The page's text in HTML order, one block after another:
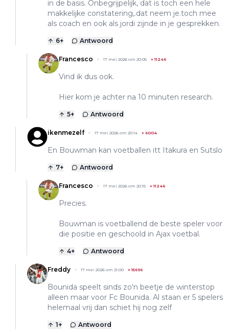
in de basis. Onbegrijpelijk, dat is toch een hele
makkelijke constatering,.dat neem je.toch mee
als coach en ook als jordi zijnde in je gesprekken.
6+ Antwoord
Francesco 17 mei 2026 om 20:05 +11246
Vind ik dus ook.
Hier kom je achter na 10 minuten research.
5+ Antwoord
ikenmezelf 17 mei 2026 om 20:14 + 6004
En Bouwman kan voetballen itt Itakura en Sutslo
7+ Antwoord
Francesco 17 mei 2026 om 20:15 +11246
Precies.
Bouwman is voetballend de beste speler voor
die positie en geschoold in Ajax voetbal.
4+ Antwoord
Freddy 17 mei 2026 om 21:00 +15696
Bounida speelt sinds zo'n beetje de winterstop
alleen maar voor Fc Bounida. Al staan er 5 spelers
helemaal vrij dan schiet hij nog zelf
1+ Antwoord